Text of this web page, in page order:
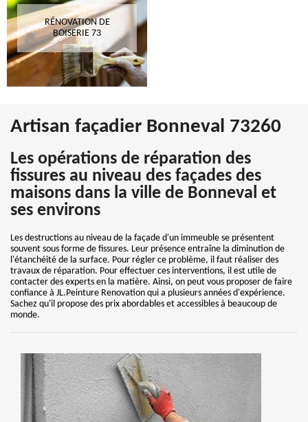
RÉNOVATION DE
BOISERIE 73
Artisan façadier Bonneval 73260
Les opérations de réparation des
fissures au niveau des façades des
maisons dans la ville de Bonneval et
ses environs
Les destructions au niveau de la façade d'un immeuble se présentent
souvent sous forme de fissures. Leur présence entraîne la diminution de
l'étanchéité de la surface. Pour régler ce problème, il faut réaliser des
travaux de réparation. Pour effectuer ces interventions, il est utile de
contacter des experts en la matière. Ainsi, on peut vous proposer de faire
confiance à JL.Peinture Renovation qui a plusieurs années d'expérience.
Sachez qu'il propose des prix abordables et accessibles à beaucoup de
monde.